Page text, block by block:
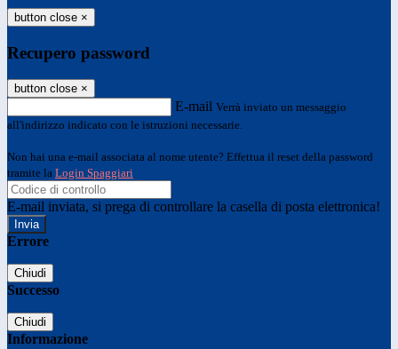
button close ×
Recupero password
button close ×
E-mail Verrà inviato un messaggio
all'indirizzo indicato con le istruzioni necessarie.
Non hai una e-mail associata al nome utente? Effettua il reset della password
tramite la Login Spaggiari
E-mail inviata, si prega di controllare la casella di posta elettronica!
Errore
Chiudi
Successo
Chiudi
Informazione